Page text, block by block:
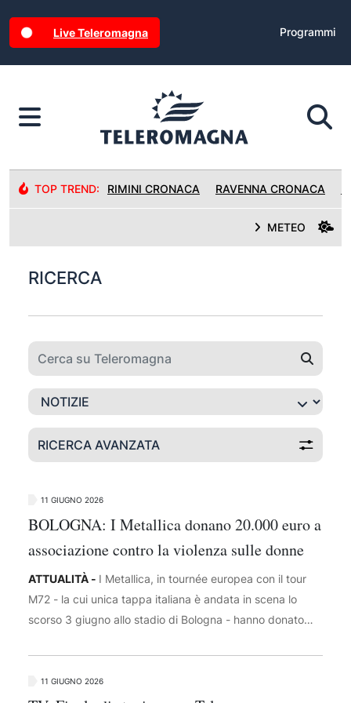
Live Teleromagna Programmi
TOP TREND: RIMINI CRONACA RAVENNA CRONACA
METEO
RICERCA
RICERCA AVANZATA
11 GIUGNO 2026
BOLOGNA: I Metallica donano 20.000 euro a
associazione contro la violenza sulle donne
ATTUALITÀ - I Metallica, in tournée europea con il tour
M72 - la cui unica tappa italiana è andata in scena lo
scorso 3 giugno allo stadio di Bologna - hanno donato
gestisce la rete di centri antiviolenza 'Chiama ChiAma'. I
fondi arrivano dalla campagna #MetallicaGivesBack della
11 GIUGNO 2026